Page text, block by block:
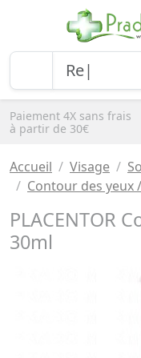
Paiement 4X sans frais
à partir de 30€
Accueil Visage
Contour des yeux
PLACENTOR
30ml